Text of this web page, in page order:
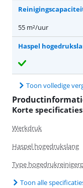
55 m²/uur
Haspel
Toon volledige
Korte specificaties
Werkdruk
Haspel hogedrukslang
Type
Toon alle